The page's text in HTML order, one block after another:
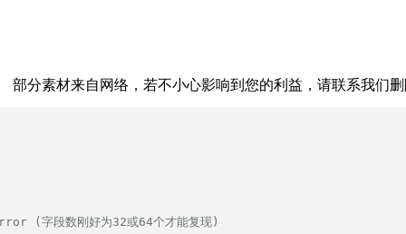
分素材来自网络，若不小心影响到您的利益，请联系我们删
(字段数刚好为32或64个才能复现)